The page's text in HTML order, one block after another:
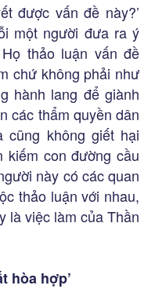
được vấn đề này?’
một người đưa ra ý
thảo luận vấn đề
chứ không phải như
hành lang để giành
các thẩm quyền dân
cũng không giết hại
kiếm con đường cầu
này có các quan
thảo luận với nhau,
là việc làm của Thần
hòa hợp’